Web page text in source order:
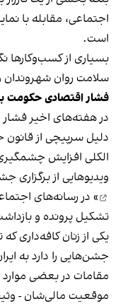
اجتماعی، مقابله با
است.
بسیاری از کسب‌وکارها
سلامت روان شهروندان
فشار اقتصادی حکومت
در هفته‌های اخیر
دلیل سرپیچی از
الکلی افزایش
ویدیوهایی از برگزاری
» در رسانه‌های
تشکیل پرونده و
یکی از زنان کافه‌داری
جشن‌هایی را دارد به
مقامات در بعضی موارد
موقعیت مالی‌شان -